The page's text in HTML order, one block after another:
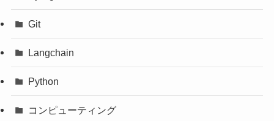
Git
Langchain
Python
コンピューティング